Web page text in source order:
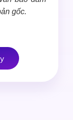
gốc.